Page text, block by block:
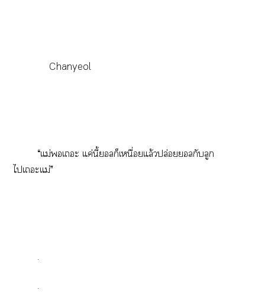
Chanyeol
“แม่เะ แค่นี้ลก็เหนื่อยแล้วปล่อยลกับลูก
ไเะแม่”
.
.